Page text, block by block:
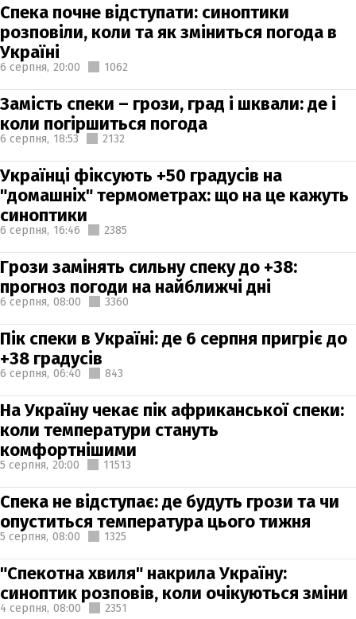
Спека почне відступати: синоптики
розповіли, коли та як зміниться погода в
Україні
6 серпня, 20:00 1062
Замість спеки – грози, град і шквали: де і
коли погіршиться погода
6 серпня, 18:53 2132
Українці фіксують +50 градусів на
"домашніх" термометрах: що на це кажуть
синоптики
6 серпня, 16:46 2385
Грози замінять сильну спеку до +38:
прогноз погоди на найближчі дні
6 серпня, 08:00 3360
Пік спеки в Україні: де 6 серпня пригріє до
+38 градусів
6 серпня, 06:40 843
На Україну чекає пік африканської спеки:
коли температури стануть
комфортнішими
5 серпня, 20:00 11513
Спека не відступає: де будуть грози та чи
опуститься температура цього тижня
5 серпня, 08:00 1325
"Спекотна хвиля" накрила Україну:
синоптик розповів, коли очікуються зміни
4 серпня, 08:00 2351